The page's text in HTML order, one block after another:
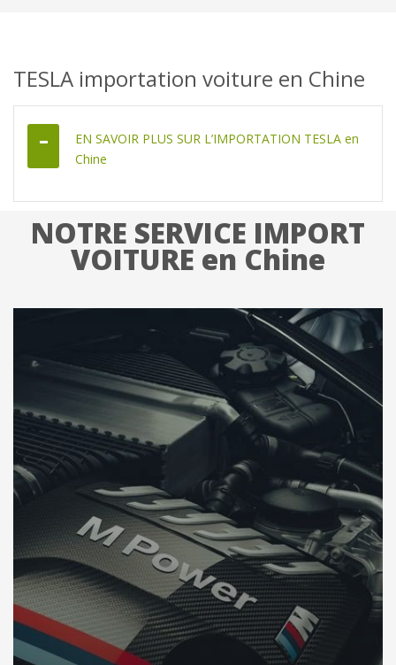
TESLA importation voiture en Chine
EN SAVOIR PLUS SUR L’IMPORTATION TESLA en
Chine
NOTRE SERVICE IMPORT
VOITURE en Chine